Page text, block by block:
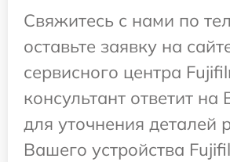
Свяжитесь с нами по
оставьте заявку на
сервисного центра
консультант ответит
для уточнения деталей
Вашего устройства